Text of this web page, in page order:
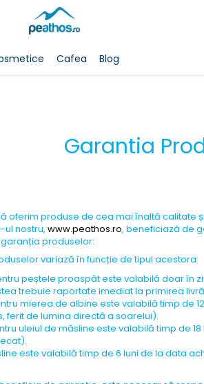
Cafea Blog
Garantia
să oferim produse de cea mai înaltă
nostru, www.peathos.ro, beneficiază de
produselor:
variază în funcție de tipul acestora:
peștele proaspăt este valabilă doar în
trebuie raportate imediat la primirea
mierea de albine este valabilă timp de
ferit de lumina directă a soarelui).
uleiul de măsline este valabilă timp de
este valabilă timp de 6 luni de la data